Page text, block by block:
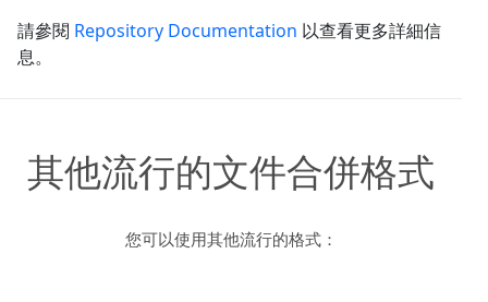
請參閱 Repository Documentation 以查看更多詳細信
息。
其他流行的文件合併格式
您可以使用其他流行的格式：